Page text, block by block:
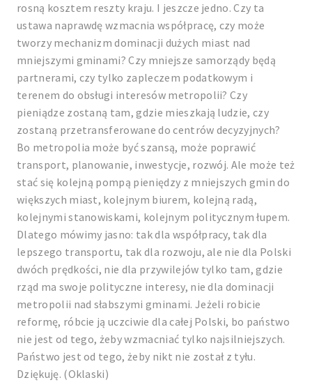
rosną kosztem reszty kraju. I jeszcze jedno. Czy ta
ustawa naprawdę wzmacnia współpracę, czy może
tworzy mechanizm dominacji dużych miast nad
mniejszymi gminami? Czy mniejsze samorządy będą
partnerami, czy tylko zapleczem podatkowym i
terenem do obsługi interesów metropolii? Czy
pieniądze zostaną tam, gdzie mieszkają ludzie, czy
zostaną przetransferowane do centrów decyzyjnych?
Bo metropolia może być szansą, może poprawić
transport, planowanie, inwestycje, rozwój. Ale może też
stać się kolejną pompą pieniędzy z mniejszych gmin do
większych miast, kolejnym biurem, kolejną radą,
kolejnymi stanowiskami, kolejnym politycznym łupem.
Dlatego mówimy jasno: tak dla współpracy, tak dla
lepszego transportu, tak dla rozwoju, ale nie dla Polski
dwóch prędkości, nie dla przywilejów tylko tam, gdzie
rząd ma swoje polityczne interesy, nie dla dominacji
metropolii nad słabszymi gminami. Jeżeli robicie
reformę, róbcie ją uczciwie dla całej Polski, bo państwo
nie jest od tego, żeby wzmacniać tylko najsilniejszych.
Państwo jest od tego, żeby nikt nie został z tyłu.
Dziękuję. (Oklaski)